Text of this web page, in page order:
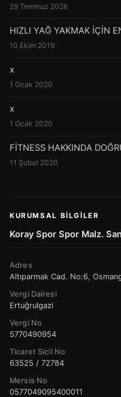
29 Temmuz 2026
HIZLI YAĞ YAKMAK İÇİN
10 Ekim 2019
x
1 Ocak 2020
x
1 Ocak 2020
FİTNESS HAKKINDA
11 Şubat 2020
KURUMSAL BILGILER
Koray Spor Spor Malz.
Adres
Altıparmak Cad. No:6,
Vergi Dairesi
Ertuğrulgazi
Vergi No
5770490954
Ticaret Sicil No
63525 / 72784
Mersis No
0577049095400011